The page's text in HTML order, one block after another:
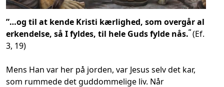
”…og til at kende Kristi kærlighed, som overgår al
erkendelse, så I fyldes, til hele Guds fylde nås.”(Ef.
3, 19)
Mens Han var her på jorden, var Jesus selv det kar,
som rummede det guddommelige liv. Når